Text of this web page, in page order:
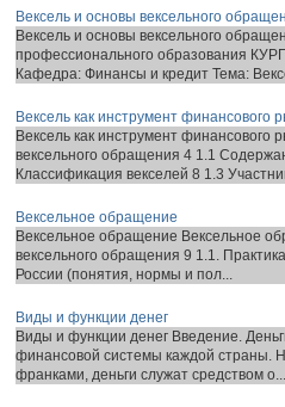
Вексель и основы вексельного
Вексель и основы вексельного
профессионального образования
Кафедра: Финансы и кредит Тема:
Вексель как инструмент финансового
Вексель как инструмент
вексельного обращения 4 1.1
Классификация векселей 8 1.3
Вексельное обращение
Вексельное обращение Вексельное
вексельного обращения 9 1.1.
России (понятия, нормы и пол...
Виды и функции денег
Виды и функции денег Введение.
финансовой системы каждой страны.
франками, деньги служат средством о...